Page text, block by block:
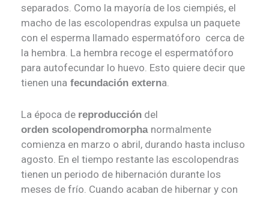
separados. Como la mayoría de los ciempiés, el
macho de las escolopendras expulsa un paquete
con el esperma llamado espermatóforo cerca de
la hembra. La hembra recoge el espermatóforo
para autofecundar lo huevo. Esto quiere decir que
tienen una fecundación externa.
La época de reproducción del
orden scolopendromorpha normalmente
comienza en marzo o abril, durando hasta incluso
agosto. En el tiempo restante las escolopendras
tienen un periodo de hibernación durante los
meses de frío. Cuando acaban de hibernar y con